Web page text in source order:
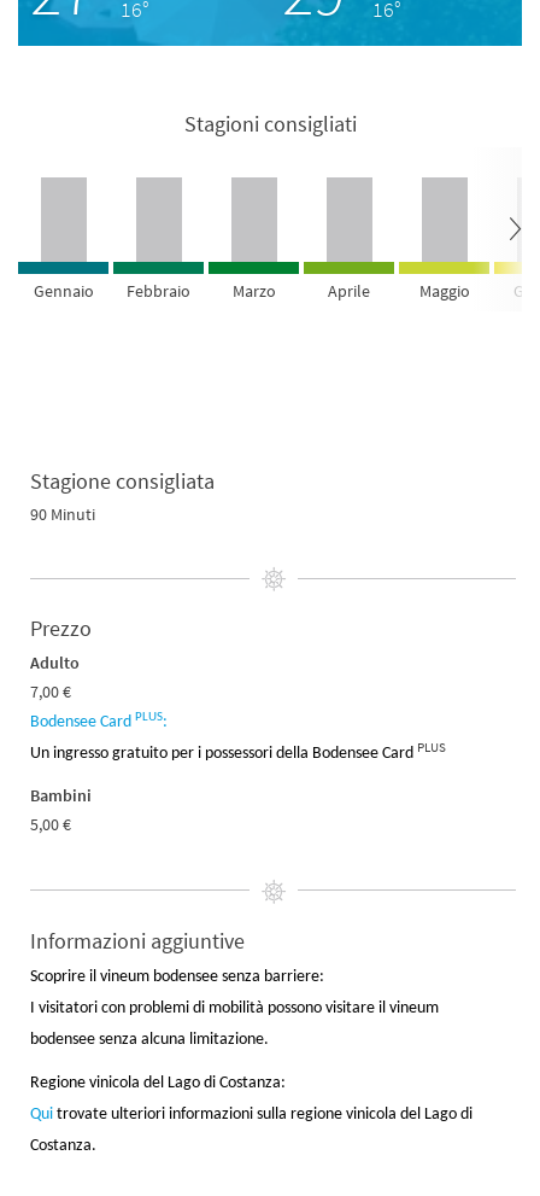
16°
16°
Stagioni consigliati
Gennaio Febbraio Marzo Aprile Maggio
Stagione consigliata
90 Minuti
Prezzo
Adulto
7,00 €
Bodensee Card PLUS:
Un ingresso gratuito per i possessori della Bodensee Card PLUS
Bambini
5,00 €
Informazioni aggiuntive
Scoprire il vineum bodensee senza barriere:
I visitatori con problemi di mobilità possono visitare il vineum
bodensee senza alcuna limitazione.
Regione vinicola del Lago di Costanza:
Qui trovate ulteriori informazioni sulla regione vinicola del Lago di
Costanza.